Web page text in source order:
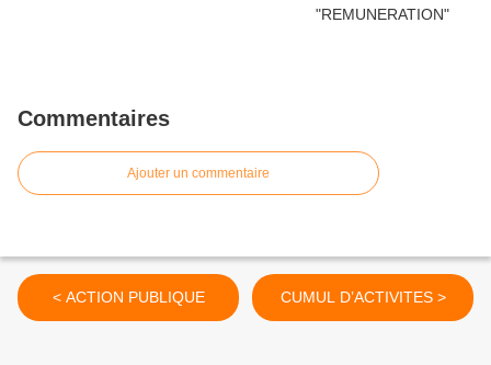
Commentaires
Ajouter un commentaire
< ACTION PUBLIQUE CUMUL D’ACTIVITES >